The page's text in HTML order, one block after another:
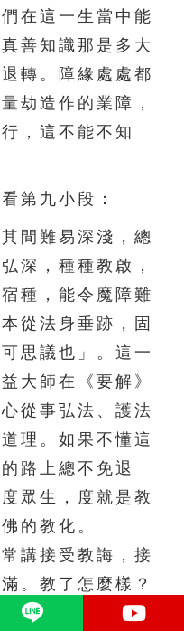
在這一生當中能
善知識那是多大
轉。障緣處處都
劫造作的業障，
，這不能不知
九小段：
間難易深淺，總
深，種種教啟，
種，能令魔障難
從法身垂跡，固
思議也」。這一
大師在《要解》
從事弘法、護法
理。如果不懂這
路上總不免退
眾生，度就是教
的教化。
講接受教誨，接
。教了怎麼樣？
肯學，這個教誨